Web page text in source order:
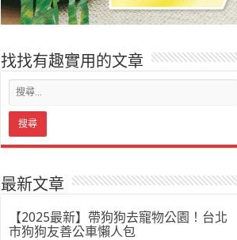
找找有趣實用的文章
最新文章
【2025最新】帶狗狗去寵物公園！台北
市狗狗友善公車懶人包